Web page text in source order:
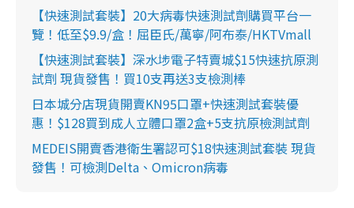
【快速測試套裝】20大病毒快速測試劑購買平台一
覽！低至$9.9/盒！屈臣氏/萬寧/阿布泰/HKTVmall
【快速測試套裝】深水埗電子特賣城$15快速抗原測
試劑 現貨發售！買10支再送3支檢測棒
日本城分店現貨開賣KN95口罩+快速測試套裝優
惠！$128買到成人立體口罩2盒+5支抗原檢測試劑
MEDEIS開賣香港衛生署認可$18快速測試套裝 現貨
發售！可檢測Delta、Omicron病毒